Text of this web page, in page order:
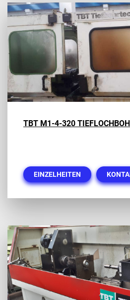
TBT M1-4-320
EINZELHEITEN